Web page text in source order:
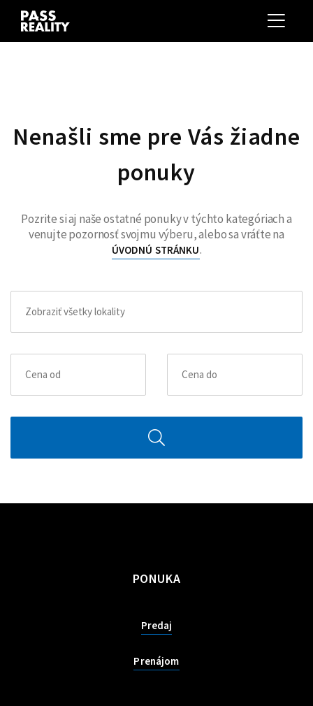
Nenašli sme pre Vás žiadne
ponuky
Pozrite si aj naše ostatné ponuky v týchto kategóriach a
venujte pozornosť svojmu výberu, alebo sa vráťte na
ÚVODNÚ STRÁNKU.
PONUKA
Predaj
Prenájom